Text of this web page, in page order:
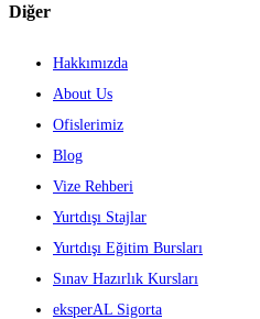
Diğer
Hakkımızda
About Us
Ofislerimiz
Blog
Vize Rehberi
Yurtdışı Stajlar
Yurtdışı Eğitim Bursları
Sınav Hazırlık Kursları
eksperAL Sigorta